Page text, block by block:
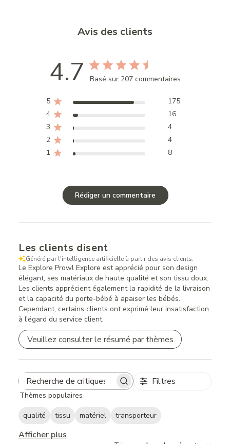
Avis des clients
4.7 Basé sur 207 commentaires
5
175
4
16
3
4
2
4
1
8
Rédiger un commentaire
Les clients disent
Généré par l'intelligence artificielle à partir des avis clients.
Le Explore Prowl Explore est apprécié pour son design
élégant, ses matériaux de haute qualité et son tissu doux.
Les clients apprécient également la rapidité de la livraison
et la capacité du porte-bébé à apaiser les bébés.
Cependant, certains clients ont exprimé leur insatisfaction
à l'égard du service client.
Veuillez consulter le résumé par thèmes.
Search
reviews
Filtres
Thèmes populaires
qualité tissu matériel transporteur
Afficher plus